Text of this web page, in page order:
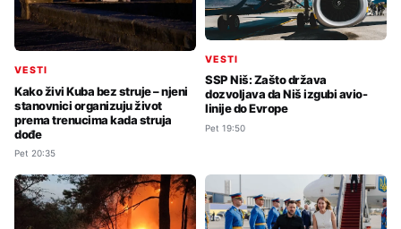
VESTI
Kako živi Kuba bez struje – njeni
stanovnici organizuju život
prema trenucima kada struja
dođe
Pet 20:35
VESTI
SSP Niš: Zašto država
dozvoljava da Niš izgubi avio-
linije do Evrope
Pet 19:50